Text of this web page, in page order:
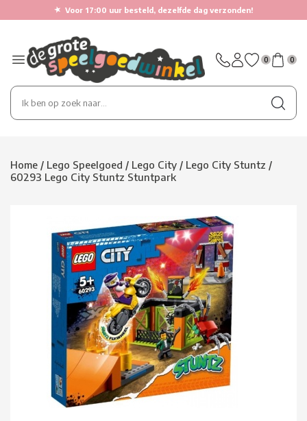
★ Voor 17:00 uur besteld, dezelfde dag verzonden!
0 0
Home / Lego Speelgoed / Lego City / Lego City Stuntz /
60293 Lego City Stuntz Stuntpark